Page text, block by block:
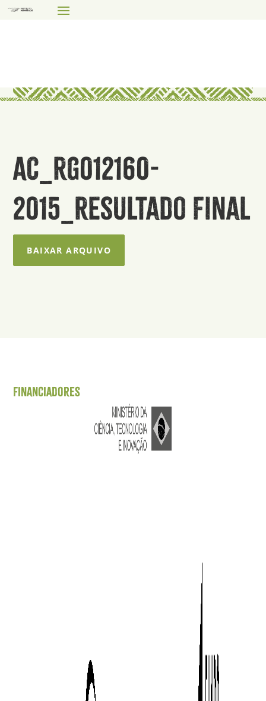
AC_RG012160-
2015_Resultado Final
BAIXAR ARQUIVO
Financiadores